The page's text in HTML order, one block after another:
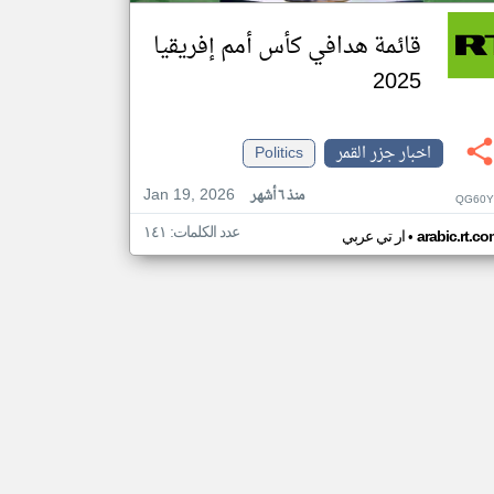
قائمة هدافي كأس أمم إفريقيا
2025
اخبار جزر القمر
Politics
Jan 19, 2026
منذ ٦ أشهر
ار تي عربي• عدد الكلمات: ١٤١